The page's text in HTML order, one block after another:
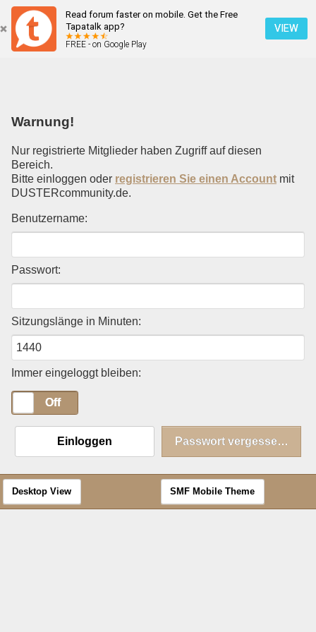
Read forum faster on mobile. Get the Free
Tapatalk app?
FREE - on Google Play
VIEW
Einloggen
Warnung!
Nur registrierte Mitglieder haben Zugriff auf diesen
Bereich.
Bitte einloggen oder registrieren Sie einen Account mit
DUSTERcommunity.de.
Benutzername:
Passwort:
Sitzungslänge in Minuten:
Immer eingeloggt bleiben:
Off
Einloggen Passwort vergessen?
Desktop View SMF Mobile Theme